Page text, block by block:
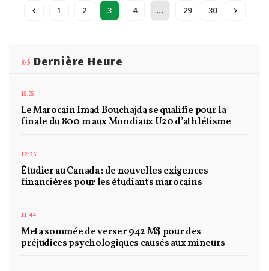
1 2 3 4 ... 29 30
Dernière Heure
15:05
Le Marocain Imad Bouchajda se qualifie pour la
finale du 800 m aux Mondiaux U20 d’athlétisme
12:26
Étudier au Canada : de nouvelles exigences
financières pour les étudiants marocains
11:44
Meta sommée de verser 942 M$ pour des
préjudices psychologiques causés aux mineurs